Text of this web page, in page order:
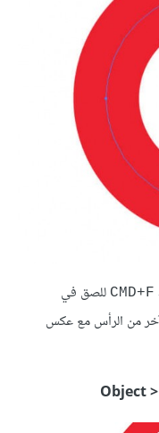
CMD+F للصق في
من الرأس مع عكس
Object